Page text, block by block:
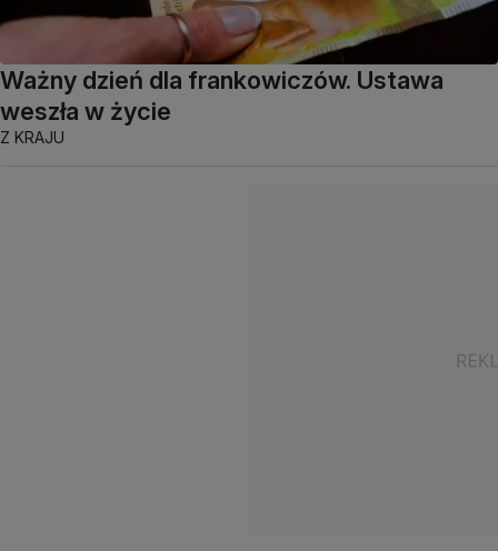
Ważny dzień dla frankowiczów. Ustawa
weszła w życie
Z KRAJU